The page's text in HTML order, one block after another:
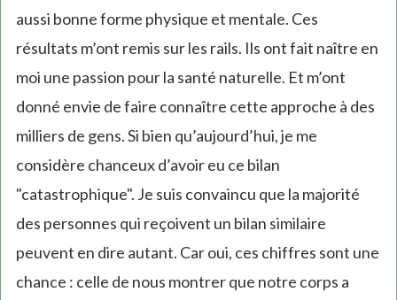
aussi bonne forme physique et mentale. Ces
résultats m’ont remis sur les rails. Ils ont fait naître en
moi une passion pour la santé naturelle. Et m’ont
donné envie de faire connaître cette approche à des
milliers de gens. Si bien qu’aujourd’hui, je me
considère chanceux d’avoir eu ce bilan
"catastrophique". Je suis convaincu que la majorité
des personnes qui reçoivent un bilan similaire
peuvent en dire autant. Car oui, ces chiffres sont une
chance : celle de nous montrer que notre corps a